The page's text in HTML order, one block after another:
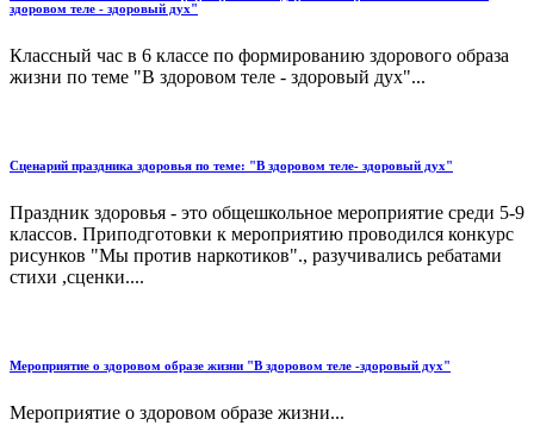
здоровом теле - здоровый дух"
Классный час в 6 классе по формированию здорового образа
жизни по теме "В здоровом теле - здоровый дух"...
Сценарий праздника здоровья по теме: "В здоровом теле- здоровый дух"
Праздник здоровья - это общешкольное мероприятие среди 5-9
классов. Приподготовки к мероприятию проводился конкурс
рисунков "Мы против наркотиков"., разучивались ребатами
стихи ,сценки....
Мероприятие о здоровом образе жизни "В здоровом теле -здоровый дух"
Мероприятие о здоровом образе жизни...